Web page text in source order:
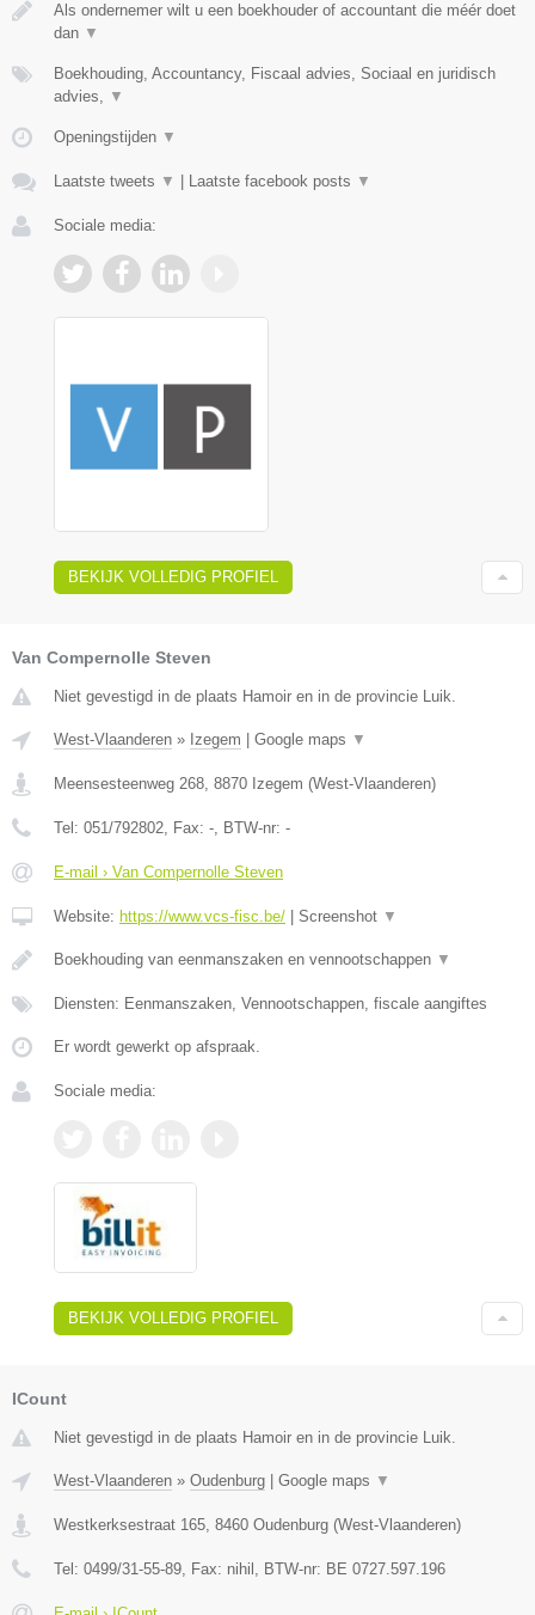
Als ondernemer wilt u een boekhouder of accountant die méér doet
dan ▼
Boekhouding, Accountancy, Fiscaal advies, Sociaal en juridisch
advies, ▼
Openingstijden ▼
Laatste tweets ▼ Laatste facebook posts ▼
Sociale media:
BEKIJK VOLLEDIG PROFIEL
Van Compernolle Steven
Niet gevestigd in de plaats Hamoir en in de provincie Luik.
West-Vlaanderen » Izegem Google maps ▼
Meensesteenweg 268, 8870 Izegem (West-Vlaanderen)
Tel: 051/792802, Fax: -, BTW-nr: -
E-mail › Van Compernolle Steven
Website: https://www.vcs-fisc.be/ Screenshot ▼
Boekhouding van eenmanszaken en vennootschappen ▼
Diensten: Eenmanszaken, Vennootschappen, fiscale aangiftes
Er wordt gewerkt op afspraak.
Sociale media:
BEKIJK VOLLEDIG PROFIEL
ICount
Niet gevestigd in de plaats Hamoir en in de provincie Luik.
West-Vlaanderen » Oudenburg Google maps ▼
Westkerksestraat 165, 8460 Oudenburg (West-Vlaanderen)
Tel: 0499/31-55-89, Fax: nihil , BTW-nr: BE 0727.597.196